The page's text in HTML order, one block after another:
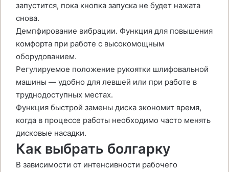
запустится, пока кнопка запуска не будет нажата
снова.
Демпфирование вибрации. Функция для повышения
комфорта при работе с высокомощным
оборудованием.
Регулируемое положение рукоятки шлифовальной
машины — удобно для левшей или при работе в
труднодоступных местах.
Функция быстрой замены диска экономит время,
когда в процессе работы необходимо часто менять
дисковые насадки.
Как выбрать болгарку
В зависимости от интенсивности рабочего